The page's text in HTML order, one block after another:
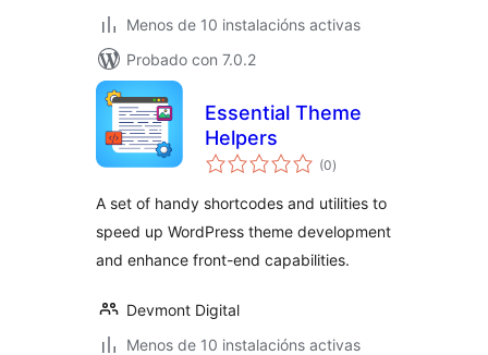
Menos de 10 instalacións activas
Probado con 7.0.2
Essential Theme
Helpers
(0valoracións
totais
)
A set of handy shortcodes and utilities to
speed up WordPress theme development
and enhance front-end capabilities.
Devmont Digital
Menos de 10 instalacións activas